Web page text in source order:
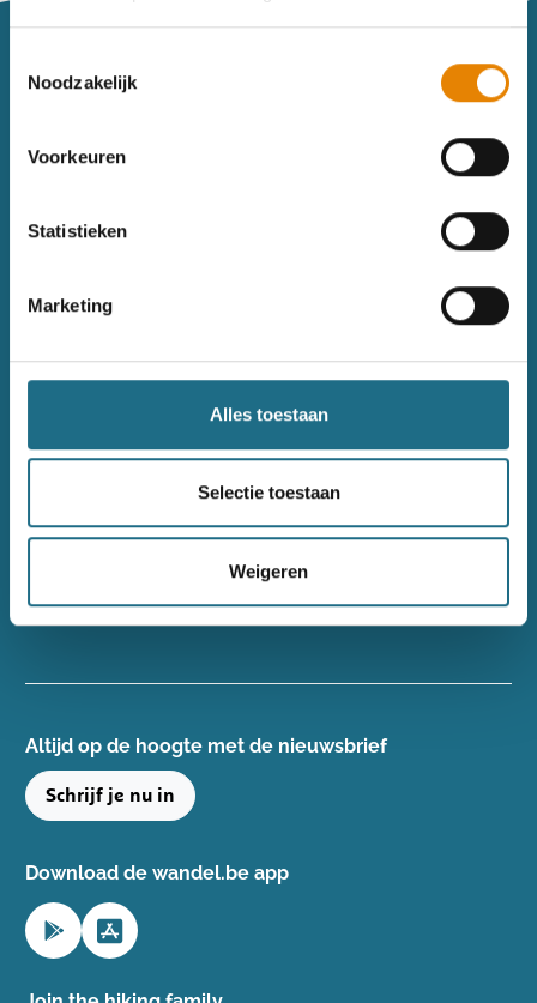
Noodzakelijk
Voorkeuren
Statistieken
Marketing
Alles toestaan
Selectie toestaan
Weigeren
Wandelinspiratie
Gezondheid
+32(0)50 40 51 40
info@wandelsport.be
BE 0643 481 073
Altijd op de hoogte ​met de nieuwsbrief
Schrijf je nu in
Download de wandel.be app